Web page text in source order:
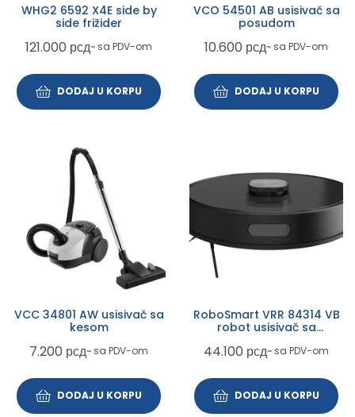
WHG2 6592 X4E side by
side frižider
121.000 рсд~ sa PDV-om
DODAJ U KORPU
VCO 54501 AB usisivač sa
posudom
10.600 рсд~ sa PDV-om
DODAJ U KORPU
VCC 34801 AW usisivač sa
kesom
7.200 рсд~ sa PDV-om
DODAJ U KORPU
RoboSmart VRR 84314 VB
robot usisivač sa
44.100 рсд~ sa PDV-om
DODAJ U KORPU